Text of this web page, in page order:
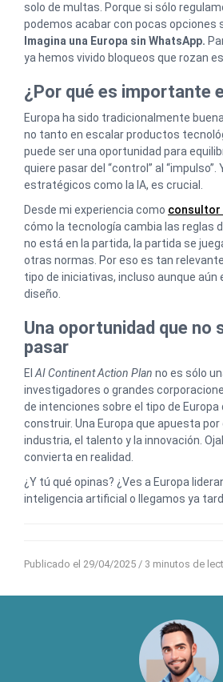
solo de multas. Porque si sólo
podemos acabar con pocas opciones
Imagina una Europa sin WhatsApp.
ya hemos vivido bloqueos que rozan
¿Por qué es importante
Europa ha sido tradicionalmente
no tanto en escalar productos
puede ser una oportunidad para
quiere pasar del “control” al
estratégicos como la IA, es crucial.
Desde mi experiencia como consultor
cómo la tecnología cambia las reglas
no está en la partida, la partida se
otras normas. Por eso es tan
tipo de iniciativas, incluso aunque aún
diseño.
Una oportunidad que no
pasar
El AI Continent Action Plan no es sólo
investigadores o grandes
de intenciones sobre el tipo de Europa
construir. Una Europa que apuesta
industria, el talento y la innovación.
convierta en realidad.
¿Y tú qué opinas? ¿Ves a Europa
inteligencia artificial o llegamos ya
Publicado el 29/04/2025 / 3 minutos de